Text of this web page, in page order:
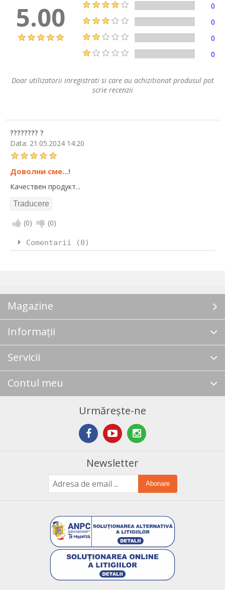
5.00
0
0
0
0
Doar utilizatorii inregistrati si care au achizitionat produsul pot
scrie recenzii
???????? ?
Data: 21.05.2024 14:20
Доволни сме...!
Качествен продукт...
(0) (0)
Comentarii (0)
Magazine
Informații
Servicii
Contul meu
Urmărește-ne
Newsletter
Abonare